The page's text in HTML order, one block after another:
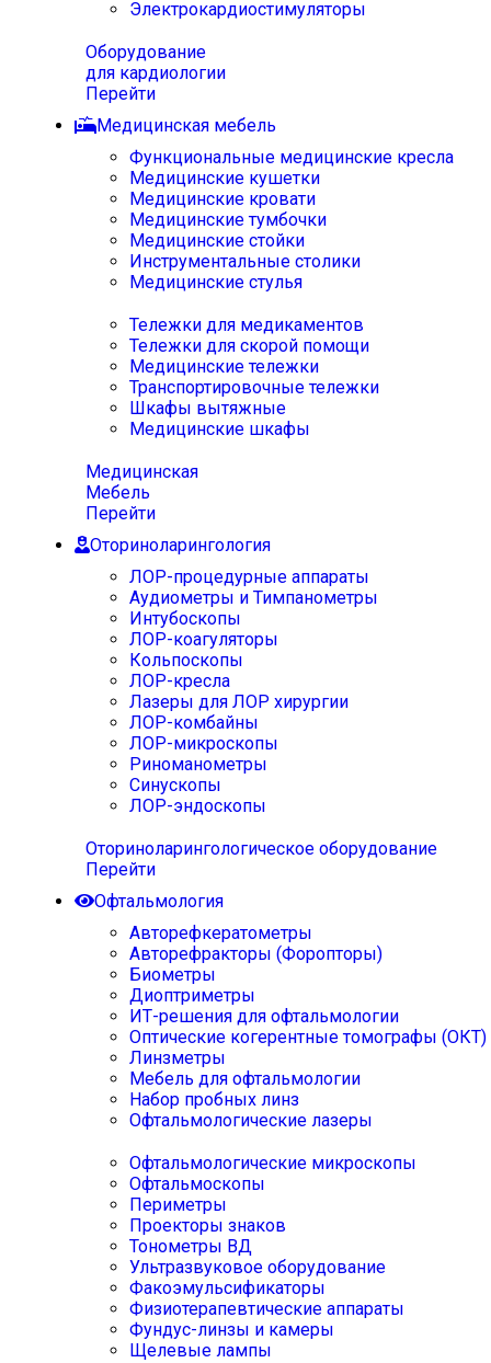
Электрокардиостимуляторы
Оборудование
для кардиологии
Перейти
Медицинская мебель
Функциональные медицинские кресла
Медицинские кушетки
Медицинские кровати
Медицинские тумбочки
Медицинские стойки
Инструментальные столики
Медицинские стулья
Тележки для медикаментов
Тележки для скорой помощи
Медицинские тележки
Транспортировочные тележки
Шкафы вытяжные
Медицинские шкафы
Медицинская
Мебель
Перейти
Оториноларингология
ЛОР-процедурные аппараты
Аудиометры и Тимпанометры
Интубоскопы
ЛОР-коагуляторы
Кольпоскопы
ЛОР-кресла
Лазеры для ЛОР хирургии
ЛОР-комбайны
ЛОР-микроскопы
Риноманометры
Синускопы
ЛОР-эндоскопы
Оториноларингологическое оборудование
Перейти
Офтальмология
Авторефкератометры
Авторефракторы (Форопторы)
Биометры
Диоптриметры
ИТ-решения для офтальмологии
Оптические когерентные томографы (ОКТ)
Линзметры
Мебель для офтальмологии
Набор пробных линз
Офтальмологические лазеры
Офтальмологические микроскопы
Офтальмоскопы
Периметры
Проекторы знаков
Тонометры ВД
Ультразвуковое оборудование
Факоэмульсификаторы
Физиотерапевтические аппараты
Фундус-линзы и камеры
Щелевые лампы